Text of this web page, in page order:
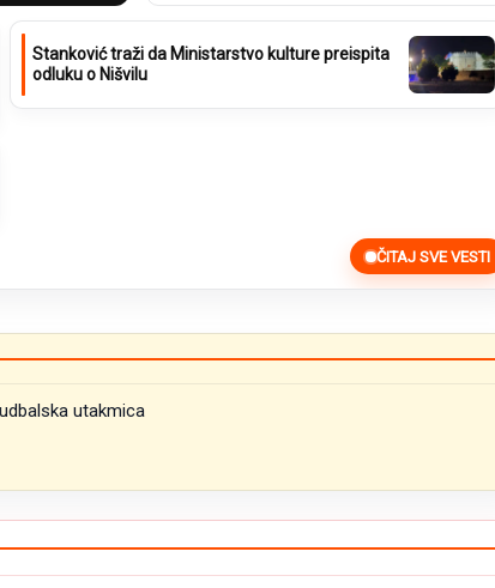
Stanković traži da Ministarstvo kulture preispita
odluku o Nišvilu
ČITAJ SVE VESTI
utakmica